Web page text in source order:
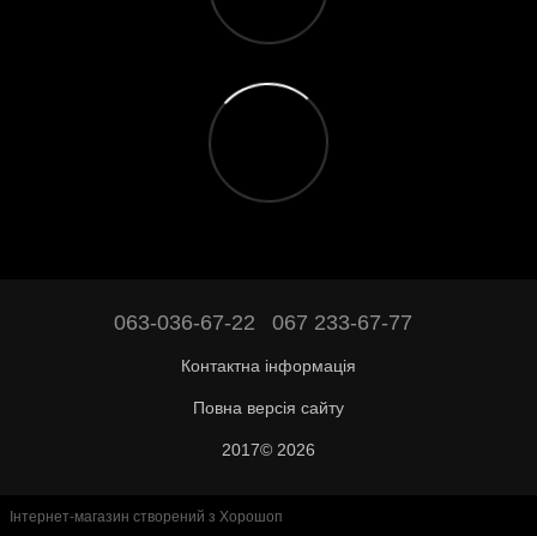
063-036-67-22 067 233-67-77
Контактна інформація
Повна версія сайту
2017© 2026
Інтернет-магазин створений з Хорошоп